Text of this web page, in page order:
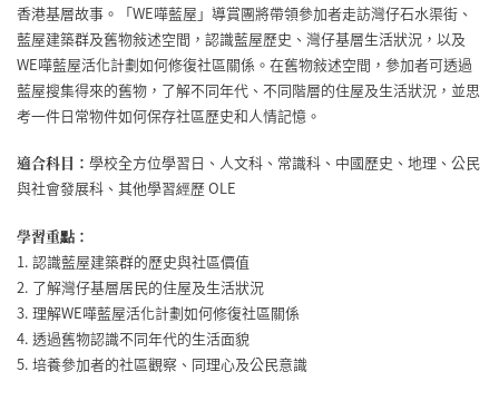
香港基層故事。「WE嘩藍屋」導賞團將帶領參加者走訪灣仔石水渠街、
藍屋建築群及舊物敍述空間，認識藍屋歷史、灣仔基層生活狀況，以及
WE嘩藍屋活化計劃如何修復社區關係。在舊物敍述空間，參加者可透過
藍屋搜集得來的舊物，了解不同年代、不同階層的住屋及生活狀況，並思
考一件日常物件如何保存社區歷史和人情記憶。
適合科目： 學校全方位學習日、人文科、常識科、中國歷史、地理、公民
與社會發展科、其他學習經歷 OLE
學習重點：
1. 認識藍屋建築群的歷史與社區價值
2. 了解灣仔基層居民的住屋及生活狀況
3. 理解WE嘩藍屋活化計劃如何修復社區關係
4. 透過舊物認識不同年代的生活面貌
5. 培養參加者的社區觀察、同理心及公民意識